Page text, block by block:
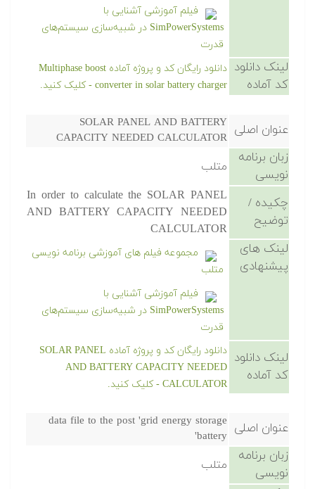
فیلم آموزشی آشنایی با
SimPowerSystems در شبیه‌سازی سیستم‌های
قدرت
لینک دانلود
کد آماده
دانلود رایگان کد و پروژه آماده Multiphase boost
converter in solar battery charger - کلیک کنید.
عنوان اصلی SOLAR PANEL AND BATTERY
CAPACITY NEEDED CALCULATOR
زبان برنامه
نویسی
متلب
چکیده /
توضیح
In order to calculate the SOLAR PANEL
AND BATTERY CAPACITY NEEDED
CALCULATOR
لینک های
پیشنهادی
مجموعه فیلم های آموزشی برنامه نویسی
متلب
فیلم آموزشی آشنایی با
SimPowerSystems در شبیه‌سازی سیستم‌های
قدرت
لینک دانلود
کد آماده
دانلود رایگان کد و پروژه آماده SOLAR PANEL
AND BATTERY CAPACITY NEEDED
CALCULATOR - کلیک کنید.
عنوان اصلی data file to the post 'grid energy storage
battery'
زبان برنامه
نویسی
متلب